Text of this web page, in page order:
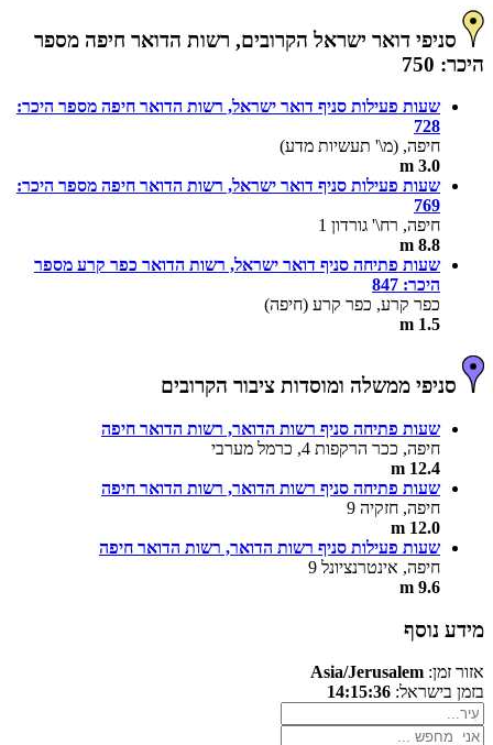
סניפי דואר ישראל הקרובים, רשות הדואר חיפה מספר
היכר: 750
שעות פעילות סניף דואר ישראל, רשות הדואר חיפה מספר היכר:
728
חיפה, (מ\' תעשיות מדע)
3.0 m
שעות פעילות סניף דואר ישראל, רשות הדואר חיפה מספר היכר:
769
חיפה, רח\' גורדון 1
8.8 m
שעות פתיחה סניף דואר ישראל, רשות הדואר כפר קרע מספר
היכר: 847
כפר קרע, כפר קרע (חיפה)
1.5 m
סניפי ממשלה ומוסדות ציבור הקרובים
שעות פתיחה סניף רשות הדואר, רשות הדואר חיפה
חיפה, ככר הרקפות 4, כרמל מערבי
12.4 m
שעות פתיחה סניף רשות הדואר, רשות הדואר חיפה
חיפה, חזקיה 9
12.0 m
שעות פעילות סניף רשות הדואר, רשות הדואר חיפה
חיפה, אינטרנציונל 9
9.6 m
מידע נוסף
אזור זמן: Asia/Jerusalem
בזמן בישראל: 14:15:36